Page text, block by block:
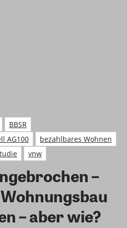
BBSR
AG100
bezahlbares Wohnen
vnw
–
– aber wie?